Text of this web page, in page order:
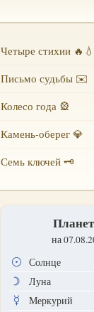
Четыре стихии
Письмо судьбы ✉️
Колесо года 🎡
Камень-оберег 💎
Семь ключей 🗝
на
Солнце
Луна
Меркурий